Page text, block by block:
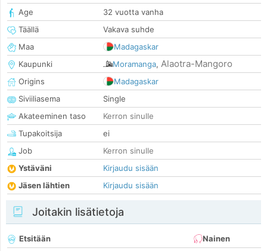
Age
32 vuotta vanha
Täällä
Vakava suhde
Maa
Madagaskar
Kaupunki
Moramanga, Alaotra-Mangoro
Origins
Madagaskar
Siviiliasema
Single
Akateeminen taso
Kerron sinulle
Tupakoitsija
ei
Job
Kerron sinulle
Ystäväni
Kirjaudu sisään
Jäsen lähtien
Kirjaudu sisään
Joitakin lisätietoja
Etsitään
Nainen